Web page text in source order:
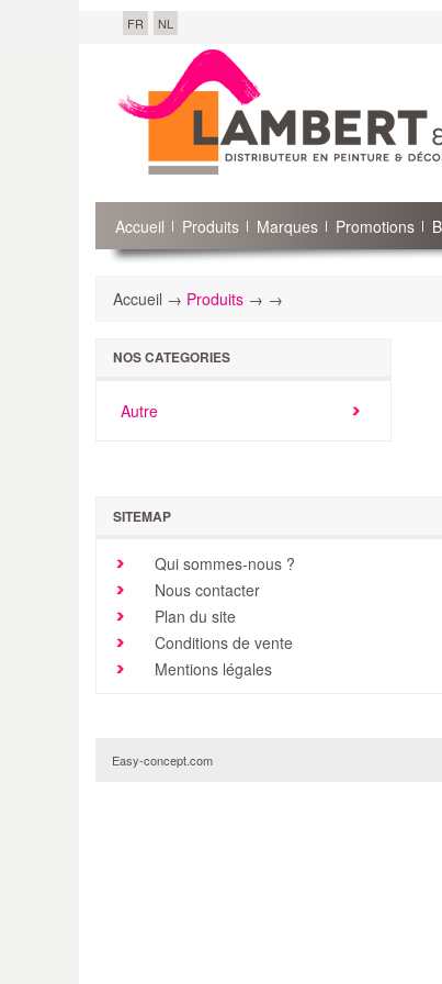
FR NL
Accueil Produits Marques Promotions
Accueil → Produits → →
NOS CATEGORIES
Autre
SITEMAP
Qui sommes-nous ?
Nous contacter
Plan du site
Conditions de vente
Mentions légales
Easy-concept.com